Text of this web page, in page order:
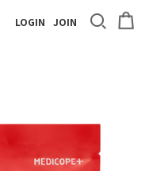
LOGIN JOIN